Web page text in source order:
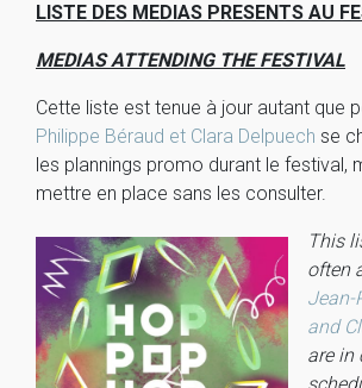
LISTE DES MEDIAS PRESENTS AU
MEDIAS ATTENDING THE FESTIVAL
Cette liste est tenue à jour autant que
Philippe Béraud et Clara Delpuech se
les plannings promo durant le festival,
mettre en place sans les consulter.
This
often
Jean-
and
are in